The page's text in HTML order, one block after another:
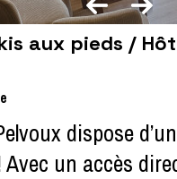
aux pieds /
dispose
un accès